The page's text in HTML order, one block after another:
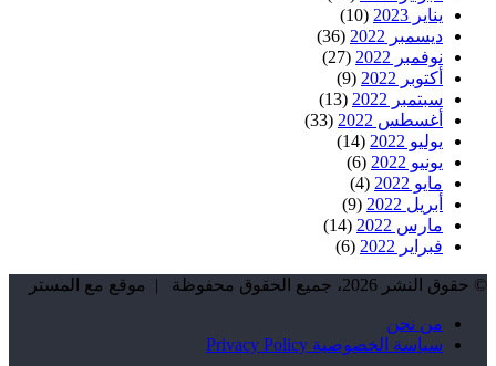
يناير 2023
(10)
ديسمبر 2022
(36)
نوفمبر 2022
(27)
أكتوبر 2022
(9)
سبتمبر 2022
(13)
أغسطس 2022
(33)
يوليو 2022
(14)
يونيو 2022
(6)
مايو 2022
(4)
أبريل 2022
(9)
مارس 2022
(14)
فبراير 2022
(6)
© حقوق النشر 2026، جميع الحقوق محفوظة | موقع مع المستر
من نحن
سياسة الخصوصية Privacy Policy